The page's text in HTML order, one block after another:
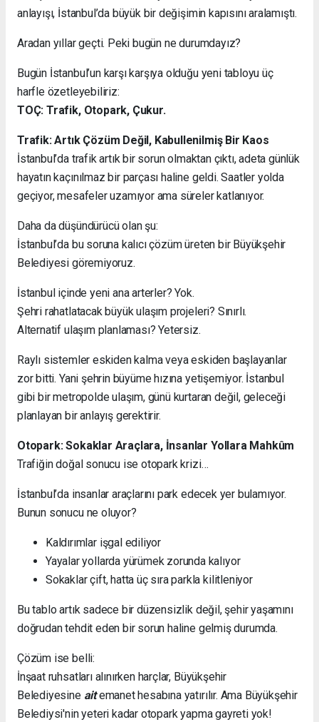
anlayışı, İstanbul’da büyük bir değişimin kapısını aralamıştı.
Aradan yıllar geçti. Peki bugün ne durumdayız?
Bugün İstanbul’un karşı karşıya olduğu yeni tabloyu üç
harfle özetleyebiliriz:
TOÇ: Trafik, Otopark, Çukur.
Trafik: Artık Çözüm Değil, Kabullenilmiş Bir Kaos
İstanbul’da trafik artık bir sorun olmaktan çıktı, adeta günlük
hayatın kaçınılmaz bir parçası haline geldi. Saatler yolda
geçiyor, mesafeler uzamıyor ama süreler katlanıyor.
Daha da düşündürücü olan şu:
İstanbul’da bu soruna kalıcı çözüm üreten bir Büyükşehir
Belediyesi göremiyoruz.
İstanbul içinde yeni ana arterler? Yok.
Şehri rahatlatacak büyük ulaşım projeleri? Sınırlı.
Alternatif ulaşım planlaması? Yetersiz.
Raylı sistemler eskiden kalma veya eskiden başlayanlar
zor bitti. Yani şehrin büyüme hızına yetişemiyor. İstanbul
gibi bir metropolde ulaşım, günü kurtaran değil, geleceği
planlayan bir anlayış gerektirir.
Otopark: Sokaklar Araçlara, İnsanlar Yollara Mahkûm
Trafiğin doğal sonucu ise otopark krizi…
İstanbul’da insanlar araçlarını park edecek yer bulamıyor.
Bunun sonucu ne oluyor?
Kaldırımlar işgal ediliyor
Yayalar yollarda yürümek zorunda kalıyor
Sokaklar çift, hatta üç sıra parkla kilitleniyor
Bu tablo artık sadece bir düzensizlik değil, şehir yaşamını
doğrudan tehdit eden bir sorun haline gelmiş durumda.
Çözüm ise belli:
İnşaat ruhsatları alınırken harçlar, Büyükşehir
Belediyesine aitemanet hesabına yatırılır. Ama Büyükşehir
Belediysi'nin yeteri kadar otopark yapma gayreti yok!